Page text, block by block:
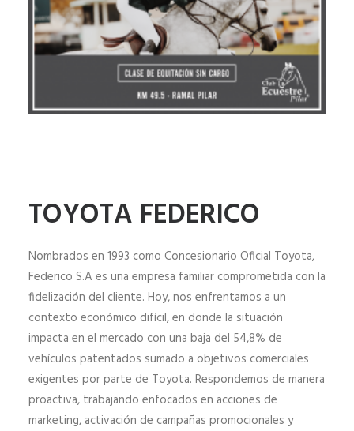
TOYOTA FEDERICO
Nombrados en 1993 como Concesionario Oficial Toyota,
Federico S.A es una empresa familiar comprometida con la
fidelización del cliente. Hoy, nos enfrentamos a un
contexto económico difícil, en donde la situación
impacta en el mercado con una baja del 54,8% de
vehículos patentados sumado a objetivos comerciales
exigentes por parte de Toyota. Respondemos de manera
proactiva, trabajando enfocados en acciones de
marketing, activación de campañas promocionales y